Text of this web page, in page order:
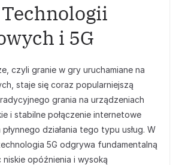
i 5G
czyli granie w gry uruchamiane na
staje się coraz popularniejszą
grania na urządzeniach
i stabilne połączenie internetowe
działania tego typu usług. W
5G odgrywa fundamentalną
opóźnienia i wysoką